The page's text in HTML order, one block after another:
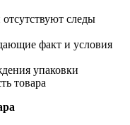
следы
факт и условия
упаковки
товара